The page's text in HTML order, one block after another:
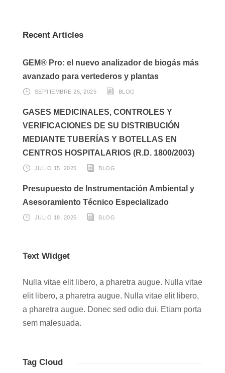
Recent Articles
GEM® Pro: el nuevo analizador de biogás más
avanzado para vertederos y plantas
SEPTIEMBRE 25, 2025 BLOG
GASES MEDICINALES, CONTROLES Y
VERIFICACIONES DE SU DISTRIBUCIÓN
MEDIANTE TUBERÍAS Y BOTELLAS EN
CENTROS HOSPITALARIOS (R.D. 1800/2003)
JULIO 15, 2025 BLOG
Presupuesto de Instrumentación Ambiental y
Asesoramiento Técnico Especializado
JULIO 18, 2025 BLOG
Text Widget
Nulla vitae elit libero, a pharetra augue. Nulla vitae
elit libero, a pharetra augue. Nulla vitae elit libero,
a pharetra augue. Donec sed odio dui. Etiam porta
sem malesuada.
Tag Cloud